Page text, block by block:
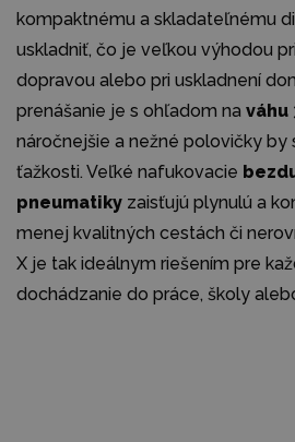
kompaktnému a skladateľnému
uskladniť, čo je veľkou výhodou
dopravou alebo pri uskladnení
prenášanie je s ohľadom na váhu
náročnejšie a nežné polovičky
ťažkosti. Veľké nafukovacie
pneumatiky zaisťujú plynulú a
menej kvalitných cestách či
X je tak ideálnym riešením pre
dochádzanie do práce, školy